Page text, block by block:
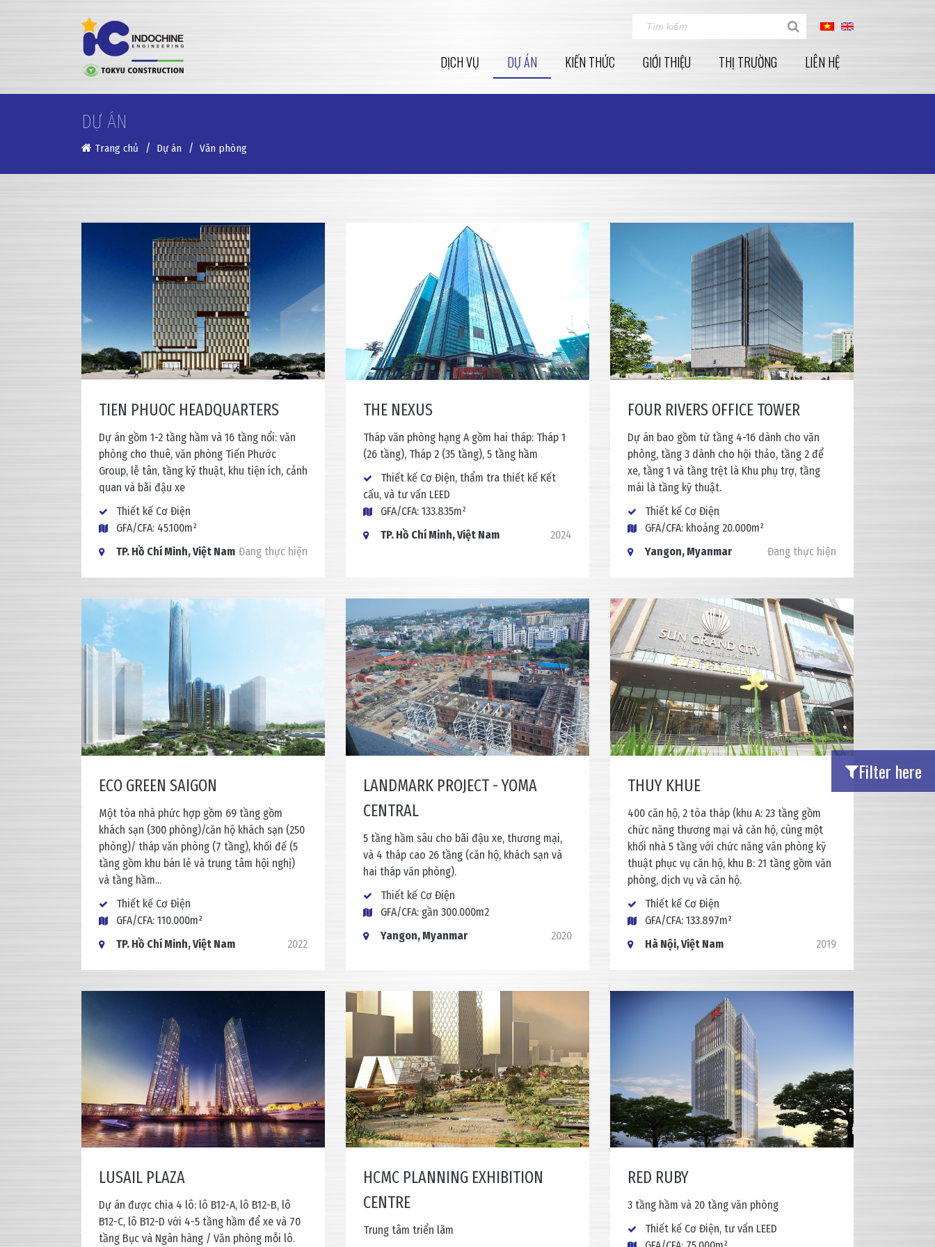
DỊCH VỤ DỰ ÁN KIẾN THỨC GIỚI THIỆU THỊ TRƯỜNG LIÊN HỆ
DỰ ÁN
Trang chủ Dự án Văn phòng
Filter here
TIEN PHUOC HEADQUARTERS
Dự án gồm 1-2 tầng hầm và 16 tầng nổi: văn
phòng cho thuê, văn phòng Tiến Phước
Group, lễ tân, tầng kỹ thuật, khu tiện ích, cảnh
quan và bãi đậu xe
Thiết kế Cơ Điện
GFA/CFA: 45.100m²
TP. Hồ Chí Minh, Việt Nam Đang thực hiện
THE NEXUS
Tháp văn phòng hạng A gồm hai tháp: Tháp 1
(26 tầng), Tháp 2 (35 tầng), 5 tầng hầm
Thiết kế Cơ Điện, thẩm tra thiết kế Kết
cấu, và tư vấn LEED
GFA/CFA: 133.835m²
TP. Hồ Chí Minh, Việt Nam
2024
FOUR RIVERS OFFICE TOWER
Dự án bao gồm từ tầng 4-16 dành cho văn
phòng, tầng 3 dành cho hội thảo, tầng 2 để
xe, tầng 1 và tầng trệt là Khu phụ trợ, tầng
mái là tầng kỹ thuật.
Thiết kế Cơ Điện
GFA/CFA: khoảng 20.000m²
Yangon, Myanmar
Đang thực hiện
ECO GREEN SAIGON
Một tòa nhà phức hợp gồm 69 tầng gồm
khách sạn (300 phòng)/căn hộ khách sạn (250
phòng)/ tháp văn phòng (7 tầng), khối đế (5
tầng gồm khu bán lẻ và trung tâm hội nghị)
và tầng hầm...
Thiết kế Cơ Điện
GFA/CFA: 110.000m²
TP. Hồ Chí Minh, Việt Nam
2022
LANDMARK PROJECT - YOMA
CENTRAL
5 tầng hầm sâu cho bãi đậu xe, thương mại,
và 4 tháp cao 26 tầng (căn hộ, khách sạn và
hai tháp văn phòng).
Thiết kế Cơ Điện
GFA/CFA: gần 300.000m2
Yangon, Myanmar
2020
THUY KHUE
400 căn hộ, 2 tòa tháp (khu A: 23 tầng gồm
chức năng thương mại và căn hộ, cùng một
khối nhà 5 tầng với chức năng văn phòng kỹ
thuật phục vụ căn hộ, khu B: 21 tầng gồm văn
phòng, dịch vụ và căn hộ.
Thiết kế Cơ Điện
GFA/CFA: 133.897m²
Hà Nội, Việt Nam
2019
LUSAIL PLAZA
Dự án được chia 4 lô: lô B12-A, lô B12-B, lô
B12-C, lô B12-D với 4-5 tầng hầm để xe và 70
tầng Bục và Ngân hàng / Văn phòng mỗi lô.
HCMC PLANNING EXHIBITION
CENTRE
Trung tâm triển lãm
RED RUBY
3 tầng hầm và 20 tầng văn phòng
Thiết kế Cơ Điện, tư vấn LEED